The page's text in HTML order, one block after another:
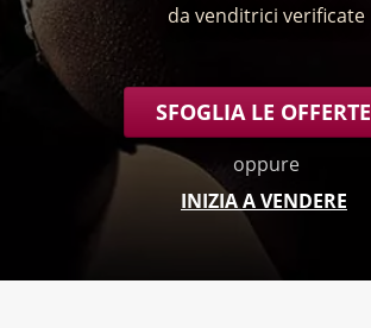
da venditrici verificate
SFOGLIA LE OFFERTE
oppure
INIZIA A VENDERE